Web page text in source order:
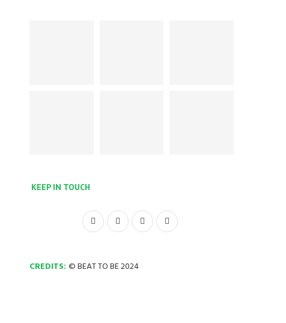
KEEP IN TOUCH
CREDITS: © BEAT TO BE 2024